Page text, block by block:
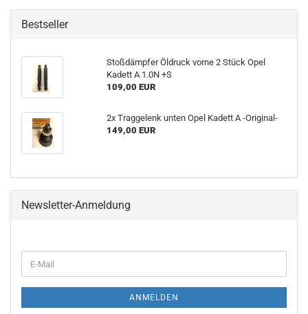
Bestseller
Stoßdämpfer Öldruck vorne 2 Stück Opel
Kadett A 1.0N +S
109,00 EUR
2x Traggelenk unten Opel Kadett A -Original-
149,00 EUR
Newsletter-Anmeldung
ANMELDEN